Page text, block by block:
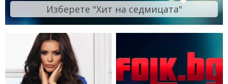
Изберете "Хит на седмицата"